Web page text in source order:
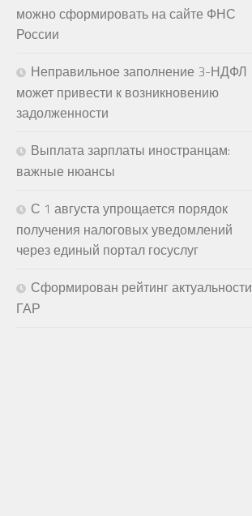
можно сформировать на сайте ФНС
России
Неправильное заполнение 3-НДФЛ
может привести к возникновению
задолженности
Выплата зарплаты иностранцам:
важные нюансы
С 1 августа упрощается порядок
получения налоговых уведомлений
через единый портал госуслуг
Сформирован рейтинг актуальности
ГАР